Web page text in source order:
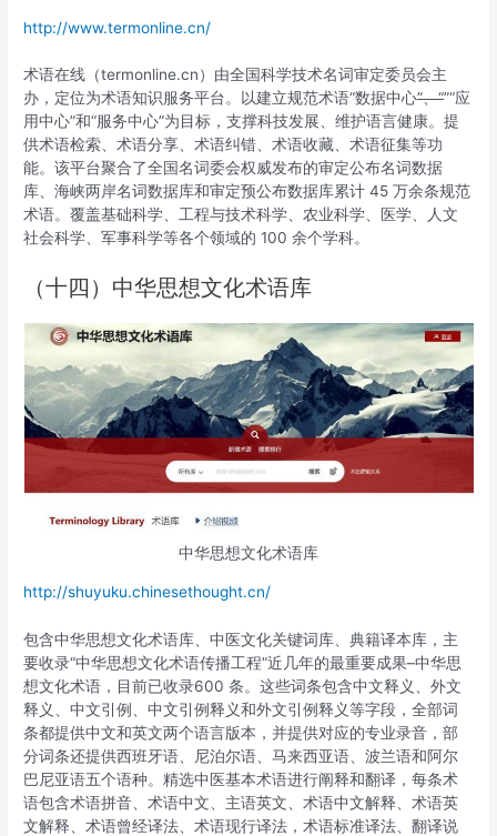
http://www.termonline.cn/
术语在线（termonline.cn）由全国科学技术名词审定委员会主
办，定位为术语知识服务平台。以建立规范术语“数据中心”、“”“应
用中心”和“服务中心”为目标，支撑科技发展、维护语言健康。提
供术语检索、术语分享、术语纠错、术语收藏、术语征集等功
能。该平台聚合了全国名词委会权威发布的审定公布名词数据
库、海峡两岸名词数据库和审定预公布数据库累计 45 万余条规范
术语。覆盖基础科学、工程与技术科学、农业科学、医学、人文
社会科学、军事科学等各个领域的 100 余个学科。
（十四）中华思想文化术语库
中华思想文化术语库
http://shuyuku.chinesethought.cn/
包含中华思想文化术语库、中医文化关键词库、典籍译本库，主
要收录“中华思想文化术语传播工程”近几年的最重要成果–中华思
想文化术语，目前已收录600 条。这些词条包含中文释义、外文
释义、中文引例、中文引例释义和外文引例释义等字段，全部词
条都提供中文和英文两个语言版本，并提供对应的专业录音，部
分词条还提供西班牙语、尼泊尔语、马来西亚语、波兰语和阿尔
巴尼亚语五个语种。精选中医基本术语进行阐释和翻译，每条术
语包含术语拼音、术语中文、主语英文、术语中文解释、术语英
文解释、术语曾经译法、术语现行译法，术语标准译法、翻译说